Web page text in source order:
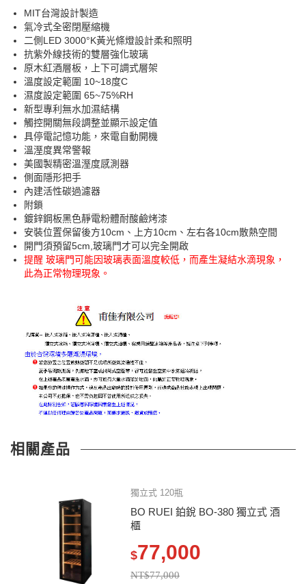
MIT台灣設計製造
氣冷式全密閉壓縮機
二側LED 3000°K黃光條燈設計柔和照明
抗紫外線技術的雙層強化玻璃
原木紅酒層板，上下可調式層架
溫度設定範圍 10~18度C
濕度設定範圍 65~75%RH
新型專利無水加濕結構
觸控開關無段調整並顯示設定值
具停電記憶功能，來電自動開機
溫溼度異常警報
美國製精密溫溼度感測器
側面隱形把手
內建活性碳過濾器
附鎖
鍍鋅鋼板黑色靜電粉體耐酸鹼烤漆
安裝位置保留後方10cm、上方10cm、左右各10cm散熱空間
開門須預留5cm,玻璃門才可以完全開啟
提醒 玻璃門可能因玻璃表面溫度較低，而產生凝結水滴現象，
此為正常物理現象。
相關產品
獨立式 120瓶
BO RUEI 鉑銳 BO-380 獨立式 酒
櫃
$77,000
NT$77,000